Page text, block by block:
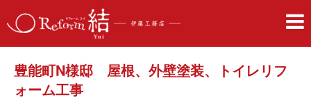
豊能町N様邸 屋根、外壁塗装、トイレリフ
ォーム工事